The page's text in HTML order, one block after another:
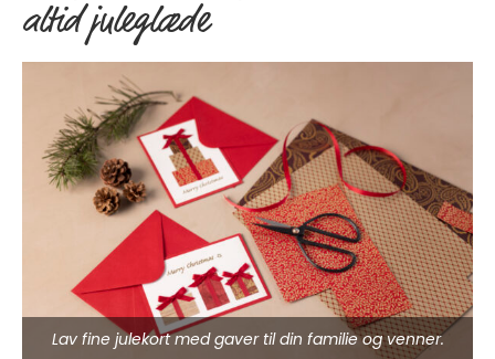
altid juleglæde
Lav fine julekort med gaver til din familie og venner.